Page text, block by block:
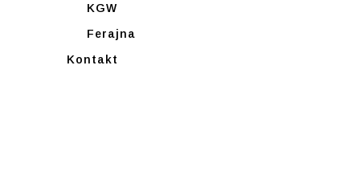
KGW
Ferajna
Kontakt